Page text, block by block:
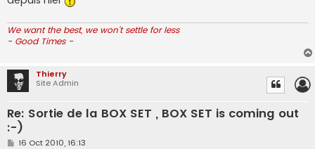
We want the best, we won't settle for less
- Good Times -
Thierry
Site Admin
Re: Sortie de la BOX SET , BOX SET is coming out
:-)
P16 Oct 2010, 16:13